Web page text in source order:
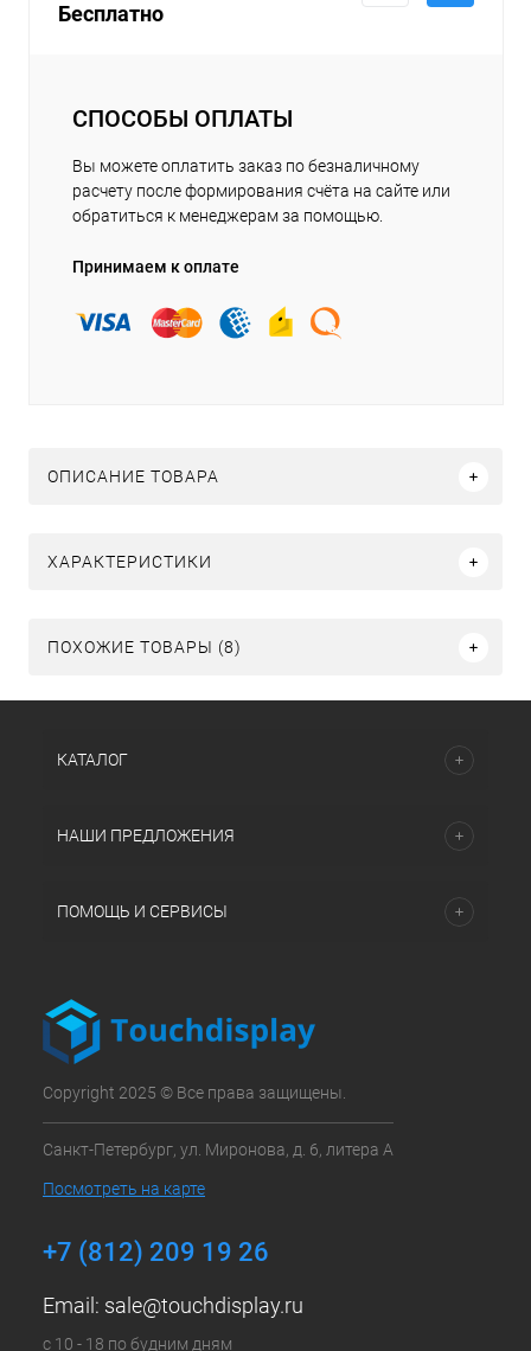
Бесплатно
СПОСОБЫ ОПЛАТЫ
Вы можете оплатить заказ по безналичному
расчету после формирования счёта на сайте или
обратиться к менеджерам за помощью.
Принимаем к оплате
ОПИСАНИЕ ТОВАРА
ХАРАКТЕРИСТИКИ
ПОХОЖИЕ ТОВАРЫ (8)
КАТАЛОГ
НАШИ ПРЕДЛОЖЕНИЯ
ПОМОЩЬ И СЕРВИСЫ
Copyright 2025 © Все права защищены.
Санкт-Петербург, ул. Миронова, д. 6, литера А
Посмотреть на карте
+7 (812) 209 19 26
Email: sale@touchdisplay.ru
с 10 - 18 по будним дням